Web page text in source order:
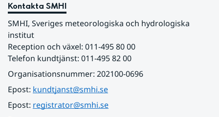
Kontakta SMHI
SMHI, Sveriges meteorologiska och hydrologiska
institut
Reception och växel: 011-495 80 00
Telefon kundtjänst: 011-495 82 00
Organisationsnummer: 202100-0696
Epost: kundtjanst@smhi.se
Epost: registrator@smhi.se